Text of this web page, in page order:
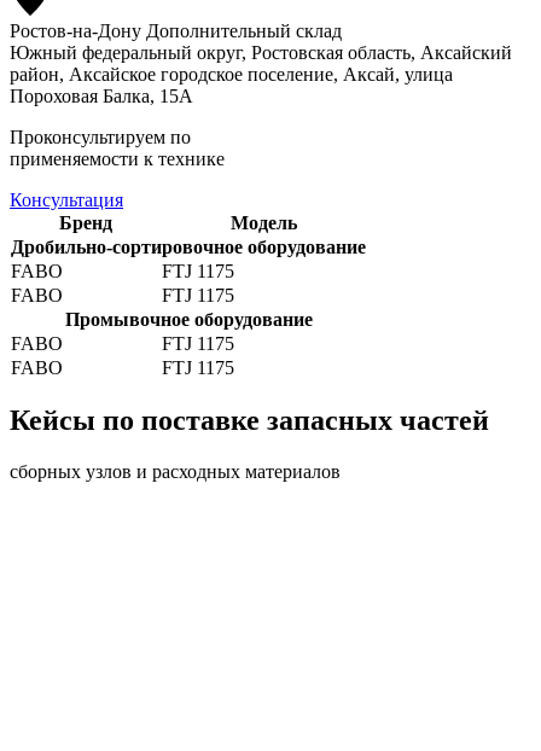
Ростов-на-Дону Дополнительный склад
Южный федеральный округ, Ростовская область, Аксайский
район, Аксайское городское поселение, Аксай, улица
Пороховая Балка, 15А
Проконсультируем по
применяемости к технике
Консультация
Бренд
Модель
Дробильно-сортировочное оборудование
FABO
FTJ 1175
FABO
FTJ 1175
Промывочное оборудование
FABO
FTJ 1175
FABO
FTJ 1175
Кейсы по поставке запасных частей
сборных узлов и расходных материалов